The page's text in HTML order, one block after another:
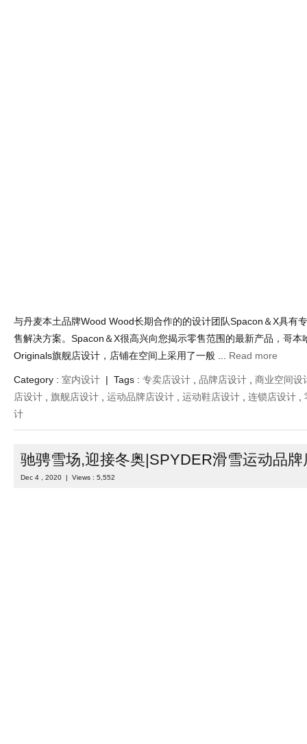
与丹麦本土品牌Wood Wood长期合作的的设计团队Spacon＆X具有
售解决方案。Spacon＆X很高兴向您揭示零售范围的最新产品，哥本
Originals旗舰店设计，店铺在空间上采用了一般 ... Read more
Category : 室内设计 | Tags : 专卖店设计 品牌店设计
商业空间设
店设计
旗舰店设计 运动品牌店设计 运动鞋店设计 连锁店设计
计
驰骋雪场,迎接冬奥|SPYDER滑雪运动品牌
Dec 4 , 2020 | Views : 5,552